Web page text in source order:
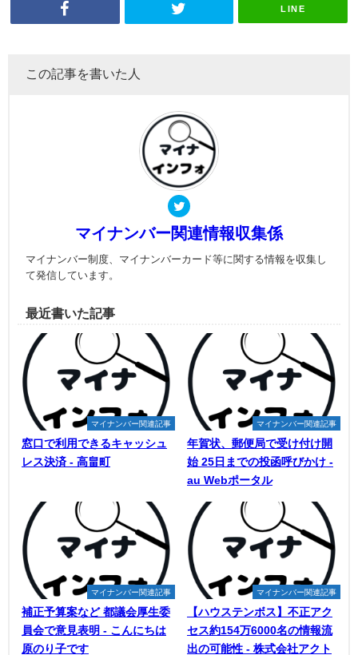
LINE
この記事を書いた人
マイナンバー関連情報収集係
マイナンバー制度、マイナンバーカード等に関する情報を収集し
て発信しています。
最近書いた記事
マイナンバー関連記事
窓口で利用できるキャッシュ
レス決済 - 高畠町
マイナンバー関連記事
年賀状、郵便局で受け付け開
始 25日までの投函呼びかけ -
au Webポータル
マイナンバー関連記事
補正予算案など 都議会厚生委
員会で意見表明 - こんにちは
原のり子です
マイナンバー関連記事
【ハウステンボス】不正アク
セス約154万6000名の情報流
出の可能性 - 株式会社アクト